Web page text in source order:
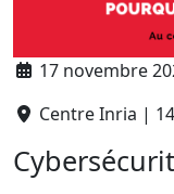
17 novembre
Centre Inria |